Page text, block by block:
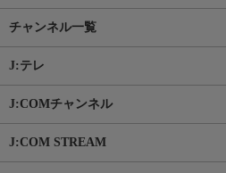
チャンネル一覧
J:テレ
J:COMチャンネル
J:COM STREAM